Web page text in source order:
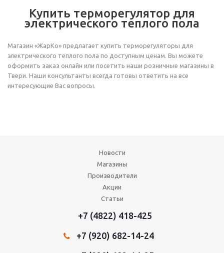
Купить терморегулятор для
электрического теплого пола
Магазин «ЖарКо» предлагает купить терморегуляторы для
электрического теплого пола по доступным ценам. Вы можете
оформить заказ онлайн или посетить наши розничные магазины в
Твери. Наши консультанты всегда готовы ответить на все
интересующие Вас вопросы.
Новости
Магазины
Производители
Акции
Статьи
+7 (4822) 418-425
+7 (920) 682-14-24